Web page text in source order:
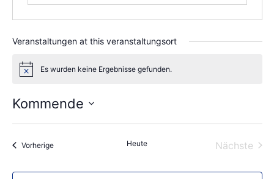
Veranstaltungen at this veranstaltungsort
NoticeEs wurden keine Ergebnisse gefunden.
Kommende
Sie
Datum
VorherigeVeranstaltungen Heute Nächste